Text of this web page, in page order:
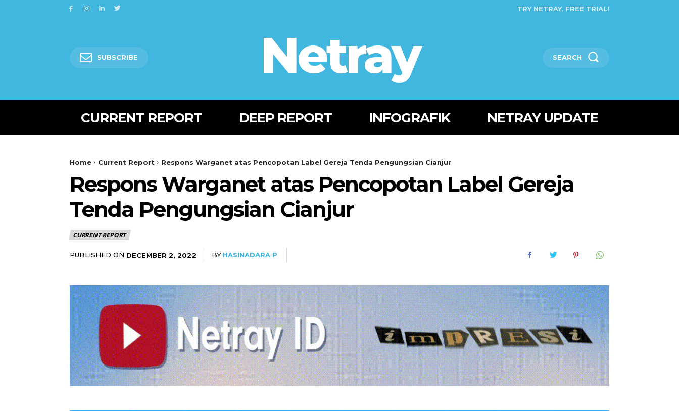
TRY NETRAY, FREE TRIAL!
SUBSCRIBE Netray SEARCH
CURRENT REPORT DEEP REPORT INFOGRAFIK NETRAY UPDATE
Home Current Report Respons Warganet atas Pencopotan Label Gereja Tenda Pengungsian Cianjur
Respons Warganet atas Pencopotan Label Gereja
Tenda Pengungsian Cianjur
CURRENT REPORT
PUBLISHED ON DECEMBER 2, 2022 BY HASINADARA P